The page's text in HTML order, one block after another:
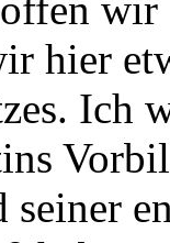
hier
Ich